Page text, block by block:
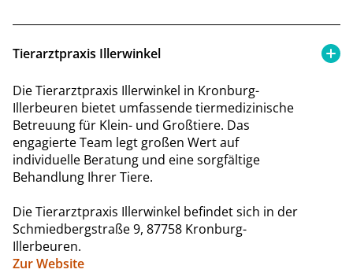
Tierarztpraxis Illerwinkel
Die Tierarztpraxis Illerwinkel in Kronburg-
Illerbeuren bietet umfassende tiermedizinische
Betreuung für Klein- und Großtiere. Das
engagierte Team legt großen Wert auf
individuelle Beratung und eine sorgfältige
Behandlung Ihrer Tiere.
Die Tierarztpraxis Illerwinkel befindet sich in der
Schmiedbergstraße 9, 87758 Kronburg-
Illerbeuren.
Zur Website